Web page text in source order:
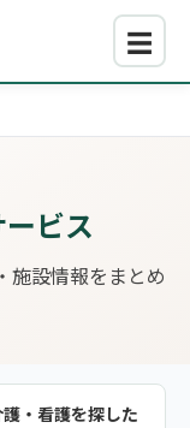
☰
ビス
施設情報をまとめ
・看護を探した